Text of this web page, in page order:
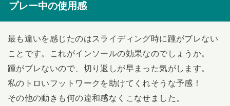
プレー中の使用感
最も違いを感じたのはスライディング時に踵がブレない
ことです。これがインソールの効果なのでしょうか。
踵がブレないので、切り返しが早まった気がします。
私のトロいフットワークを助けてくれそうな予感！
その他の動きも何の違和感なくこなせました。